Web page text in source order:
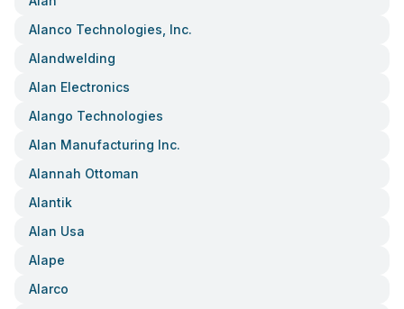
Alanco Technologies, Inc.
Alandwelding
Alan Electronics
Alango Technologies
Alan Manufacturing Inc.
Alannah Ottoman
Alantik
Alan Usa
Alape
Alarco